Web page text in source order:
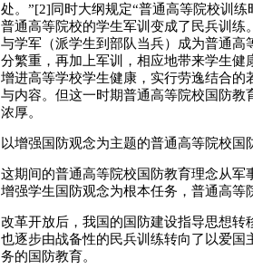
处。”[2]同时大纲规定“普通高等院校训
普通高等院校的学生军训变成了民兵训
与学军（派学生到部队当兵）成为普通
分繁重，再加上军训，相应地带来学生
增进高等学校学生健康，实行劳逸结合
与内容。但这一时期普通高等院校国防教
浓厚。
以增强国防观念为主题的普通高等院校国
这期间的普通高等院校国防教育理念从
增强学生国防观念为根本任务，普通高
改革开放后，我国的国防建设指导思想
也逐步由战备性的民兵训练转向了以爱
务的国防教育。